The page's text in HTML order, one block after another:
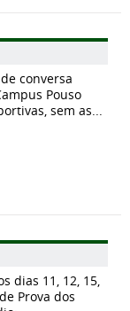
conversa
Pouso
sem as...
dias 11, 12, 15,
Prova dos